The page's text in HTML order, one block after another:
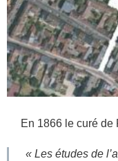
En 1866 le curé de
« Les études de